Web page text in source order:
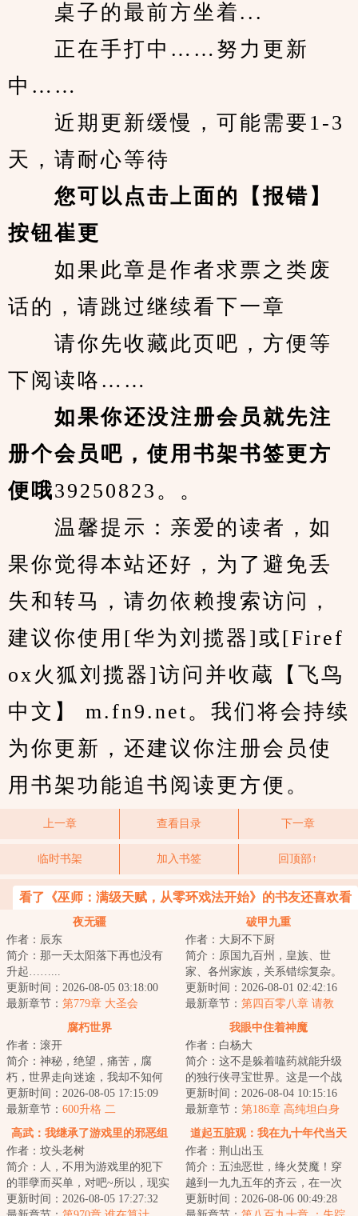
桌子的最前方坐着...
正在手打中……努力更新
中……
近期更新缓慢，可能需要1-3
天，请耐心等待
您可以点击上面的【报错】
按钮崔更
如果此章是作者求票之类废
话的，请跳过继续看下一章
请你先收藏此页吧，方便等
下阅读咯……
如果你还没注册会员就先注
册个会员吧，使用书架书签更方
便哦39250823。。
温馨提示：亲爱的读者，如
果你觉得本站还好，为了避免丢
失和转马，请勿依赖搜索访问，
建议你使用[华为刘揽器]或[Firef
ox火狐刘揽器]访问并收蔵【飞鸟
中文】 m.fn9.net。我们将会持续
为你更新，还建议你注册会员使
用书架功能追书阅读更方便。
上一章 查看目录 下一章
临时书架 加入书签 回顶部↑
看了《巫师：满级天赋，从零环戏法开始》的书友还喜欢看
夜无疆
作者：辰东
简介：那一天太阳落下再也没有
升起……...
更新时间：2026-08-05 03:18:00
最新章节： 第779章 大圣会
破甲九重
作者：大厨不下厨
简介：原国九百州，皇族、世
家、各州家族，关系错综复杂。
武馆、道院，天、地、玄、黄四
阶武者，只有通过...
更新时间：2026-08-01 02:42:16
最新章节： 第四百零八章 请教
腐朽世界
作者：滚开
简介：神秘，绝望，痛苦，腐
朽，世界走向迷途，我却不知何
去何从。来到一个正在走向末路
的世界，危机四伏...
更新时间：2026-08-05 17:15:09
最新章节： 600升格 二
我眼中住着神魔
作者：白杨大
简介：这不是躲着嗑药就能升级
的独行侠寻宝世界。这是一个战
队为王、团战对决的群像玄幻世
界……撩你，是...
更新时间：2026-08-04 10:15:16
最新章节： 第186章 高纯坦白身
份，画大饼
高武：我继承了游戏里的邪恶组
织
作者：坟头老树
简介：人，不用为游戏里的犯下
的罪孽而买单，对吧~所以，现实
里我唯唯诺诺，游戏里我重拳出
更新时间：2026-08-05 17:27:32
道起五脏观：我在九十年代当天
师
作者：荆山出玉
简介：五浊恶世，绛火焚魔！穿
越到一九九五年的齐云，在一次
山村的婚宴上。一则关于“神仙
更新时间：2026-08-06 00:49:28